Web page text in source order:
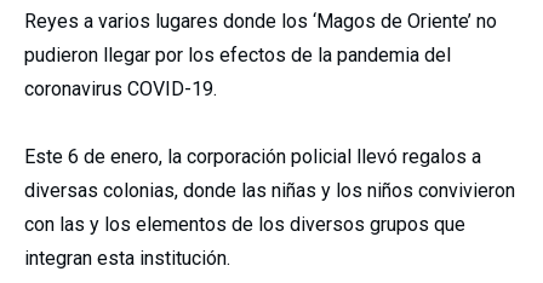
Reyes a varios lugares donde los ‘Magos de Oriente’ no
pudieron llegar por los efectos de la pandemia del
coronavirus COVID-19.
Este 6 de enero, la corporación policial llevó regalos a
diversas colonias, donde las niñas y los niños convivieron
con las y los elementos de los diversos grupos que
integran esta institución.